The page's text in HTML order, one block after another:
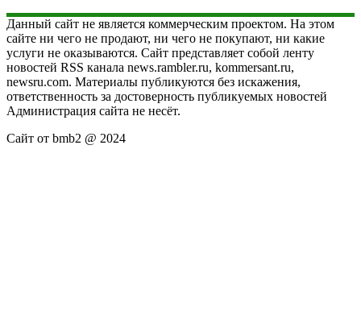
Данный сайт не является коммерческим проектом. На этом
сайте ни чего не продают, ни чего не покупают, ни какие
услуги не оказываются. Сайт представляет собой ленту
новостей RSS канала news.rambler.ru, kommersant.ru,
newsru.com. Материалы публикуются без искажения,
ответственность за достоверность публикуемых новостей
Администрация сайта не несёт.
Сайт от bmb2 @ 2024